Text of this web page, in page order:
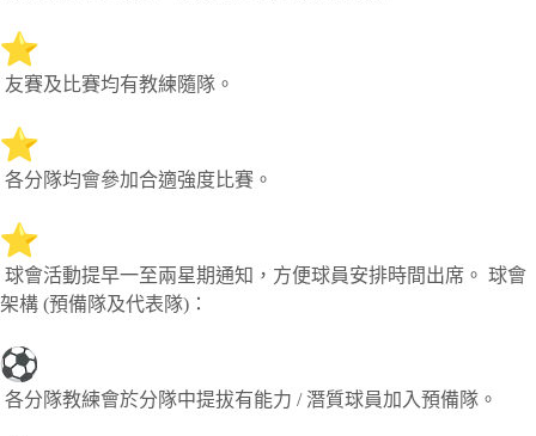
️ 友賽及比賽均有教練隨隊。
️ 各分隊均會參加合適強度比賽。
️ 球會活動提早一至兩星期通知，方便球員安排時間出席。 球會
架構 (預備隊及代表隊)：
各分隊教練會於分隊中提拔有能力 / 潛質球員加入預備隊。